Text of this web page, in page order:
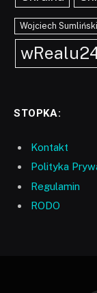
Wojciech Sumliński
STOPKA:
Kontakt
Polityka
Regulamin
RODO